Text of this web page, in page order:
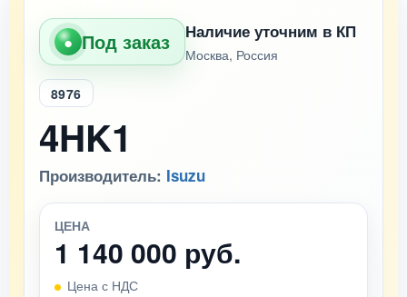
● Под заказ Наличие уточним в КП
Москва, Россия
8976
4HK1
Производитель: Isuzu
ЦЕНА
1 140 000 руб.
Цена с НДС